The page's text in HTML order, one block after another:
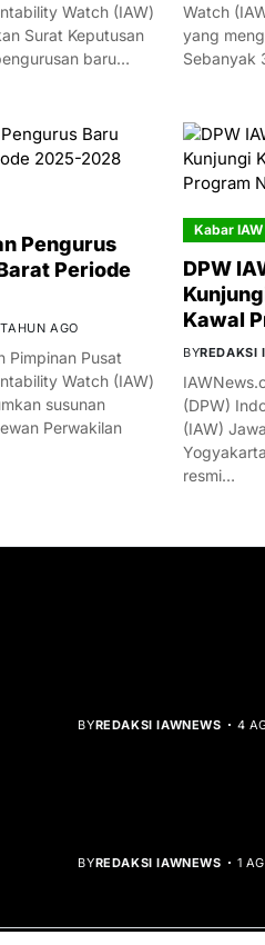
Watch (IAW)
Surat Keputusan
baru…
Watch
yang
Sebanyak
Pengurus
Periode
AGO
Pimpinan Pusat
Watch (IAW)
susunan
Perwakilan
Kabar IAW
DPW
Kawal
BYREDAKSI
(DPW)
(IAW)
resmi…
BYREDAKSI IAWNEWS 4
BYREDAKSI IAWNEWS 1